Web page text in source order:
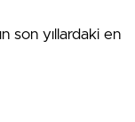
son yıllardaki en